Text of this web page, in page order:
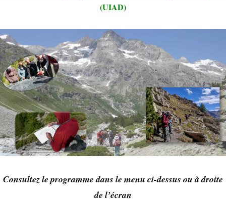
(UIAD)
Consultez le programme dans le menu ci-dessus ou à droite
de l’écran